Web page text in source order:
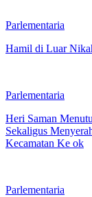
Parlementaria
Hamil di Luar
Parlementaria
Heri Saman
Sekaligus
Kecamatan Ke ok
Parlementaria